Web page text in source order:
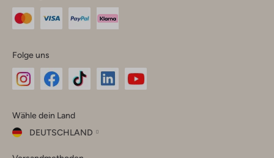
Folge uns
Instagram
Facebook
TikTok
Wähle dein Land
DEUTSCHLAND